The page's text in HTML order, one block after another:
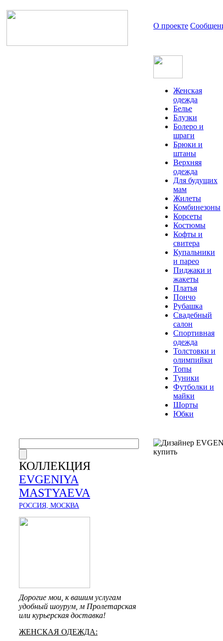
О проекте
Женская
одежда
Белье
Блузки
Болеро и
шраги
Брюки и
штаны
Верхняя
одежда
Для будущих
мам
Жилеты
Комбинезоны
Корсеты
Костюмы
Кофты и
свитера
Купальники
и парео
Пиджаки и
жакеты
Платья
Пончо
Рубашка
Свадебный
салон
Спортивная
одежда
Толстовки и
олимпийки
Топы
Туники
Футболки и
майки
Шорты
Юбки
КОЛЛЕКЦИЯ
EVGENIYA
MASTYAEVA
РОССИЯ, МОСКВА
Дорогие мои, к вашим услугам
удобный шоурум, м Пролетарская
или курьерская доставка!
ЖЕНСКАЯ ОДЕЖДА: